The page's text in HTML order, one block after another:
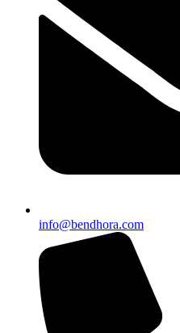
info@bendhora.com